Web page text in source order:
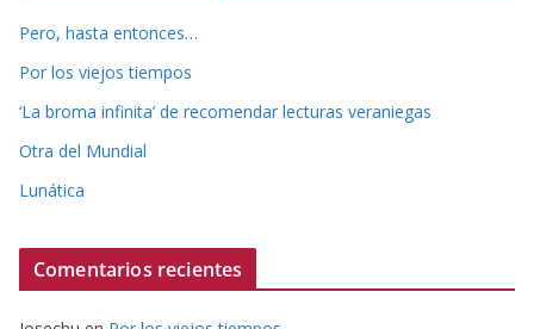
Pero, hasta entonces…
Por los viejos tiempos
‘La broma infinita’ de recomendar lecturas veraniegas
Otra del Mundial
Lunática
Comentarios recientes